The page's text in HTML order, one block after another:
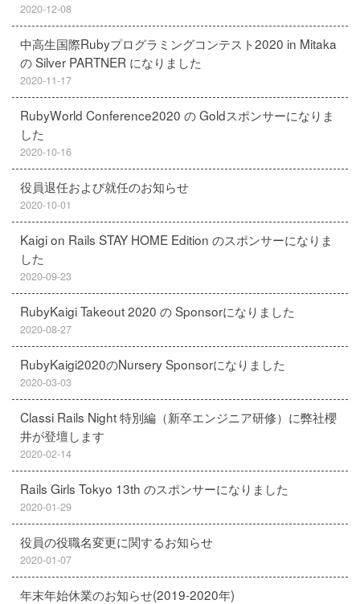
2020-12-08
中高生国際Rubyプログラミングコンテスト2020 in Mitaka
の Silver PARTNER になりました
2020-11-17
RubyWorld Conference2020 の Goldスポンサーになりま
した
2020-10-16
役員退任および就任のお知らせ
2020-10-01
Kaigi on Rails STAY HOME Edition のスポンサーになりま
した
2020-09-23
RubyKaigi Takeout 2020 の Sponsorになりました
2020-08-27
RubyKaigi2020のNursery Sponsorになりました
2020-03-03
Classi Rails Night 特別編（新卒エンジニア研修）に弊社櫻
井が登壇します
2020-02-14
Rails Girls Tokyo 13th のスポンサーになりました
2020-01-29
役員の役職名変更に関するお知らせ
2020-01-07
年末年始休業のお知らせ(2019-2020年)